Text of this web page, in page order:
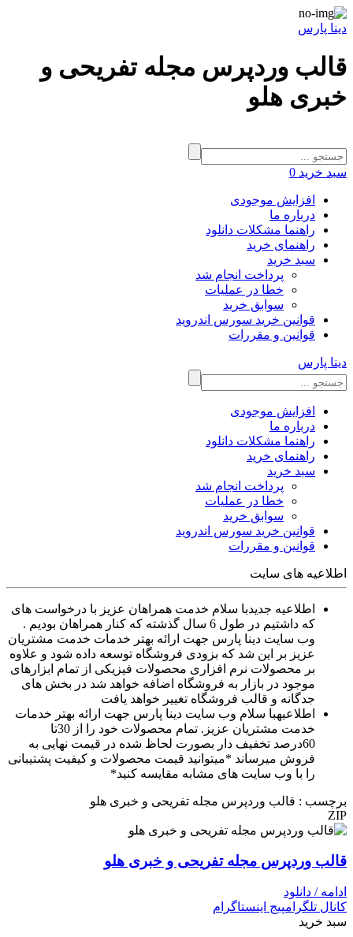
دینا پارس
قالب وردپرس مجله تفریحی و
خبری هلو
سبد خرید 0
افزایش موجودی
درباره ما
راهنما مشکلات دانلود
راهنمای خرید
سبد خرید
پرداخت انجام شد
خطا در عملیات
سوابق خرید
قوانین خرید سورس اندروید
قوانین و مقررات
دینا پارس
افزایش موجودی
درباره ما
راهنما مشکلات دانلود
راهنمای خرید
سبد خرید
پرداخت انجام شد
خطا در عملیات
سوابق خرید
قوانین خرید سورس اندروید
قوانین و مقررات
اطلاعیه های سایت
اطلاعیه جدیدبا سلام خدمت همراهان عزیز با درخواست های
که داشتیم در طول 6 سال گذشته که کنار همراهان بودیم .
وب سایت دینا پارس جهت ارائه بهتر خدمات خدمت مشتریان
عزیز بر این شد که بزودی فروشگاه توسعه داده شود و علاوه
بر محصولات نرم افزاری محصولات فیزیکی از تمام ابزارهای
موجود در بازار به فروشگاه اضافه خواهد شد در بخش های
جدگانه و قالب فروشگاه تغییر خواهد یافت
اطلاعیهبا سلام وب سایت دینا پارس جهت ارائه بهتر خدمات
خدمت مشتریان عزیز. تمام محصولات خود را از 30تا
60درصد تخفیف دار بصورت لحاظ شده در قیمت نهایی به
فروش میرساند *میتوانید قیمت محصولات و کیفیت پشتیبانی
را با وب سایت های مشابه مقایسه کنید*
برچسب : قالب وردپرس مجله تفریحی و خبری هلو
ZIP
قالب وردپرس مجله تفریحی و خبری هلو
ادامه / دانلود
کانال تلگرامپیج اینستاگرام
سبد خرید